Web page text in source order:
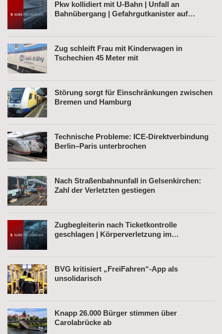
Pkw kollidiert mit U-Bahn | Unfall an
Bahnübergang | Gefahrgutkanister auf
Zug schleift Frau mit Kinderwagen in
Tschechien 45 Meter mit
Störung sorgt für Einschränkungen zwischen
Bremen und Hamburg
Technische Probleme: ICE-Direktverbindung
Berlin–Paris unterbrochen
Nach Straßenbahnunfall in Gelsenkirchen:
Zahl der Verletzten gestiegen
Zugbegleiterin nach Ticketkontrolle
geschlagen | Körperverletzung im
BVG kritisiert „FreiFahren“-App als
unsolidarisch
Knapp 26.000 Bürger stimmen über
Carolabrücke ab